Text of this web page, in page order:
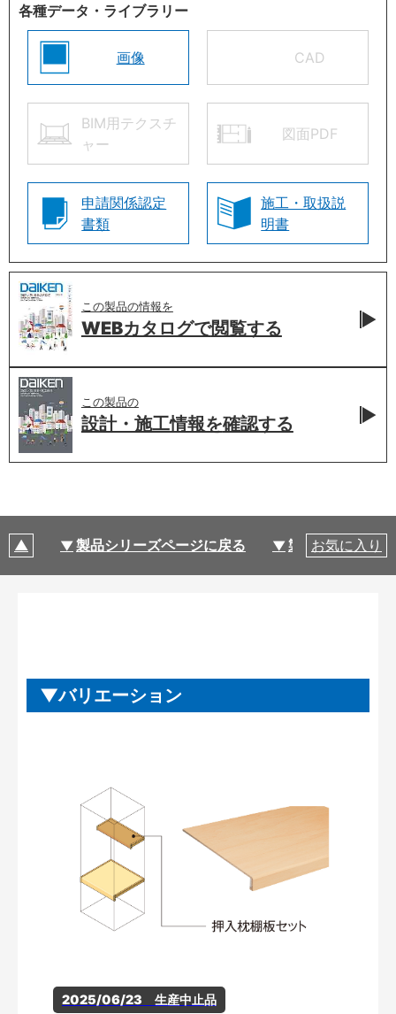
各種データ・ライブラリー
画像 CAD
BIM用テクスチ
ャー
図面PDF
申請関係認定
書類
施工・取扱説
明書
この製品の情報を
WEBカタログで閲覧する
この製品の
設計・施工情報を確認する
製品シリーズページに戻る 製品仕様
お気に入り
バリエーション
2025/06/23　生産中止品